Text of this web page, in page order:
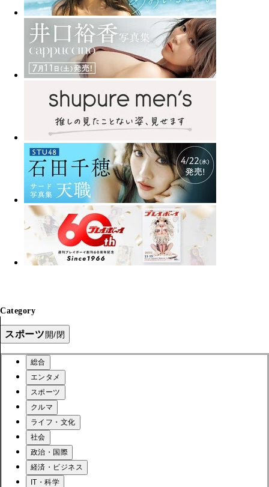
Category
スポーツ開/閉
総合
エンタメ
スポーツ
クルマ
ライフ・文化
社会
政治・国際
経済・ビジネス
IT・科学